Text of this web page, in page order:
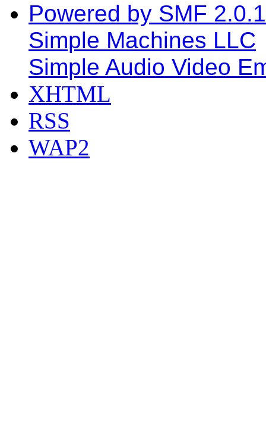
Powered by SMF
Simple Machines LLC
Simple Audio Video
XHTML
RSS
WAP2